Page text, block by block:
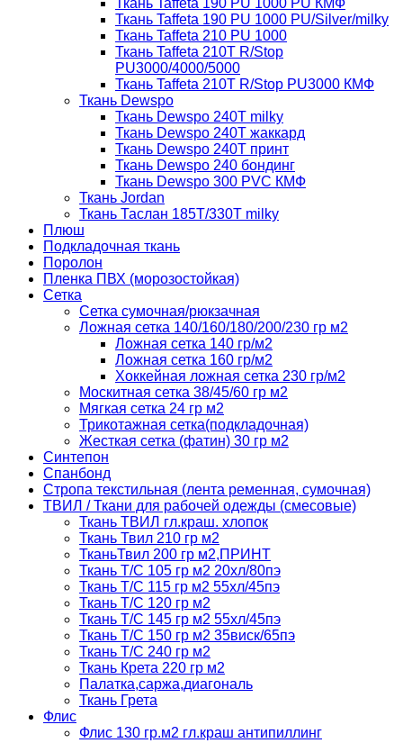
Ткань Taffeta 190 PU 1000 PU КМФ
Ткань Taffeta 190 PU 1000 PU/Silver/milky
Ткань Taffeta 210 PU 1000
Ткань Taffeta 210Т R/Stop
PU3000/4000/5000
Ткань Taffeta 210Т R/Stop PU3000 КМФ
Ткань Dewspo
Ткань Dewspo 240Т milky
Ткань Dewspo 240T жаккард
Ткань Dewspo 240Т принт
Ткань Dewspo 240 бондинг
Ткань Dewspo 300 PVC КМФ
Ткань Jordan
Ткань Таслан 185T/330T milky
Плюш
Подкладочная ткань
Поролон
Пленка ПВХ (морозостойкая)
Сетка
Сетка сумочная/рюкзачная
Ложная сетка 140/160/180/200/230 гр м2
Ложная сетка 140 гр/м2
Ложная сетка 160 гр/м2
Хоккейная ложная сетка 230 гр/м2
Москитная сетка 38/45/60 гр м2
Мягкая сетка 24 гр м2
Трикотажная сетка(подкладочная)
Жесткая сетка (фатин) 30 гр м2
Синтепон
Спанбонд
Стропа текстильная (лента ременная, сумочная)
ТВИЛ / Ткани для рабочей одежды (смесовые)
Ткань ТВИЛ гл.краш. хлопок
Ткань Твил 210 гр м2
ТканьТвил 200 гр м2,ПРИНТ
Ткань Т/C 105 гр м2 20хл/80пэ
Ткань Т/C 115 гр м2 55хл/45пэ
Ткань Т/C 120 гр м2
Ткань Т/C 145 гр м2 55хл/45пэ
Ткань Т/C 150 гр м2 35виск/65пэ
Ткань Т/C 240 гр м2
Ткань Крета 220 гр м2
Палатка,саржа,диагональ
Ткань Грета
Флис
Флис 130 гр.м2 гл.краш антипиллинг